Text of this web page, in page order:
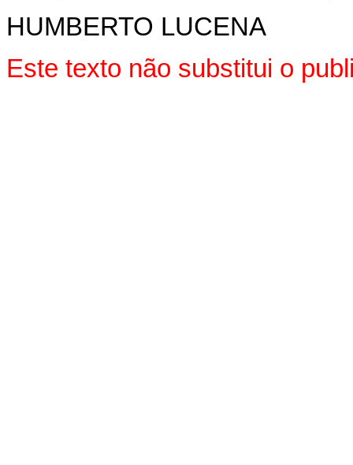
HUMBERTO LUCENA
Este texto não substitui o